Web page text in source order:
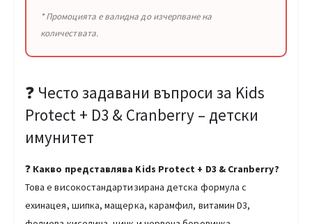
* Промоцията е валидна до изчерпване на
количествата.
❓ Често задавани въпроси за Kids
Protect + D3 & Cranberry – детски
имунитет
❓ Какво представлява Kids Protect + D3 & Cranberry?
Това е високостандартизирана детска формула с
ехинацея, шипка, мащерка, карамфил, витамин D3,